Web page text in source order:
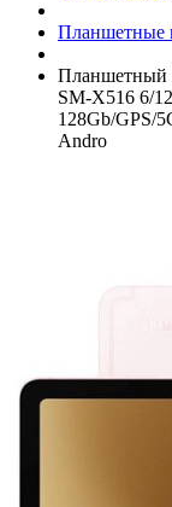
Планшетные
Планшетный
SM-X516 6/­
128Gb/­GPS/­
Andro